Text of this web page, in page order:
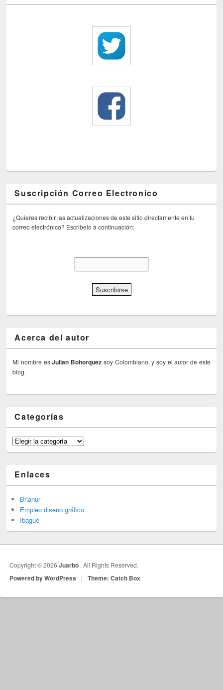
Suscripción Correo Electronico
¿Quieres recibir las actualizaciones de este sitio directamente en tu
correo electrónico? Escribelo a continuación:
Acerca del autor
Mi nombre esJulian Bohorquez soy Colombiano, y soy el autor de este
blog.
Categorías
Categorías
Enlaces
Brianur
Empleo diseño gráfico
Ibagué
Copyright © 2026Juarbo . All Rights Reserved.
Powered by WordPress | Theme: Catch Box